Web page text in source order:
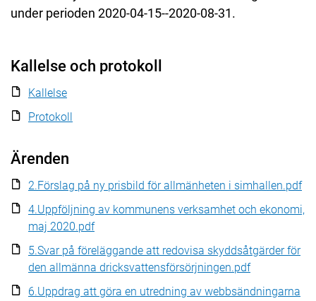
under perioden 2020-04-15--2020-08-31.
Kallelse och protokoll
Kallelse
Protokoll
Ärenden
2.Förslag på ny prisbild för allmänheten i simhallen.pdf
4.Uppföljning av kommunens verksamhet och ekonomi,
maj 2020.pdf
5.Svar på föreläggande att redovisa skyddsåtgärder för
den allmänna dricksvattensförsörjningen.pdf
6.Uppdrag att göra en utredning av webbsändningarna